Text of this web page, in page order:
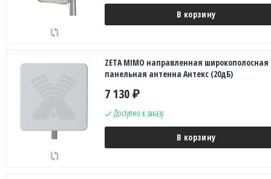
В корзину
ZETA MIMO направленная широкополосная
панельная антенна Антекс (20дБ)
7 130 ₽
Доступно к заказу
В корзину